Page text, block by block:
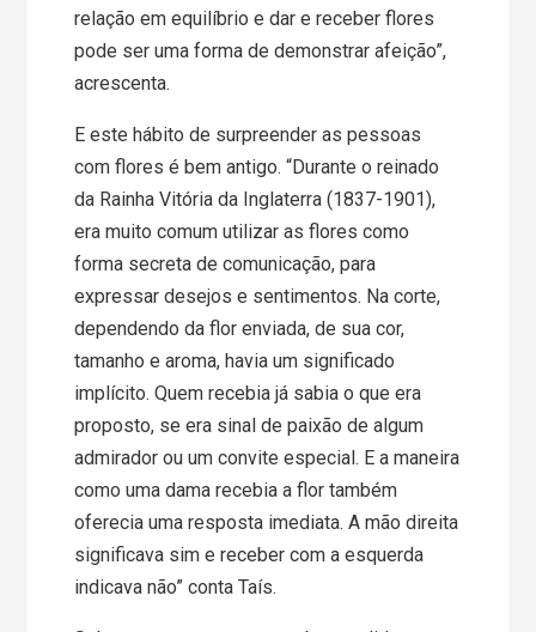
relação em equilíbrio e dar e receber flores
pode ser uma forma de demonstrar afeição”,
acrescenta.
E este hábito de surpreender as pessoas
com flores é bem antigo. “Durante o reinado
da Rainha Vitória da Inglaterra (1837-1901),
era muito comum utilizar as flores como
forma secreta de comunicação, para
expressar desejos e sentimentos. Na corte,
dependendo da flor enviada, de sua cor,
tamanho e aroma, havia um significado
implícito. Quem recebia já sabia o que era
proposto, se era sinal de paixão de algum
admirador ou um convite especial. E a maneira
como uma dama recebia a flor também
oferecia uma resposta imediata. A mão direita
significava sim e receber com a esquerda
indicava não” conta Taís.